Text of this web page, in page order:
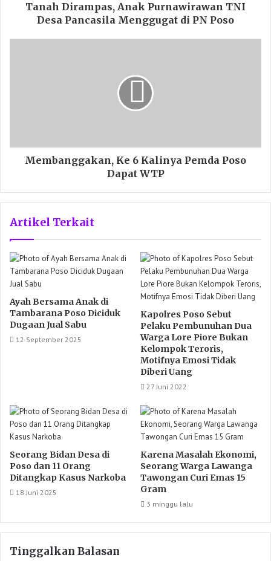
Tanah Dirampas, Anak Purnawirawan TNI
Desa Pancasila Menggugat di PN Poso
Membanggakan, Ke 6 Kalinya Pemda Poso
Dapat WTP
Artikel Terkait
Ayah Bersama Anak di
Tambarana Poso Diciduk
Dugaan Jual Sabu
12 September 2025
Kapolres Poso Sebut
Pelaku Pembunuhan Dua
Warga Lore Piore Bukan
Kelompok Teroris,
Motifnya Emosi Tidak
Diberi Uang
27 Juni 2022
Seorang Bidan Desa di
Poso dan 11 Orang
Ditangkap Kasus Narkoba
18 Juni 2025
Karena Masalah Ekonomi,
Seorang Warga Lawanga
Tawongan Curi Emas 15
Gram
3 minggu lalu
Tinggalkan Balasan